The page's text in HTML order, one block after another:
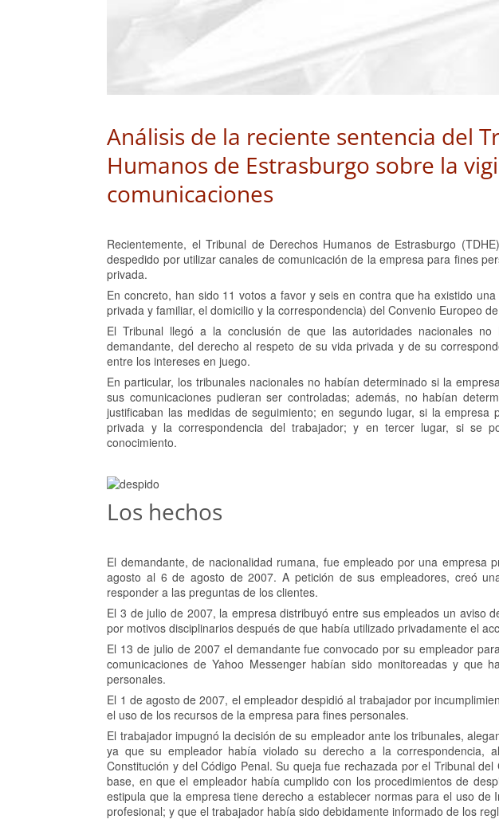
Análisis de la reciente sentencia del
Humanos de Estrasburgo sobre la
comunicaciones
Recientemente, el Tribunal de Derechos Humanos de Estrasburgo
despedido por utilizar canales de comunicación de la empresa para fines
privada.
En concreto, han sido 11 votos a favor y seis en contra que ha existido
privada y familiar, el domicilio y la correspondencia) del Convenio Europeo
El Tribunal llegó a la conclusión de que las autoridades nacionales
demandante, del derecho al respeto de su vida privada y de su
entre los intereses en juego.
En particular, los tribunales nacionales no habían determinado si la
sus comunicaciones pudieran ser controladas; además, no habían
justificaban las medidas de seguimiento; en segundo lugar, si la
privada y la correspondencia del trabajador; y en tercer lugar, si se
conocimiento.
Los hechos
El demandante, de nacionalidad rumana, fue empleado por una empresa
agosto al 6 de agosto de 2007. A petición de sus empleadores, creó
responder a las preguntas de los clientes.
El 3 de julio de 2007, la empresa distribuyó entre sus empleados un aviso
por motivos disciplinarios después de que había utilizado privadamente el
El 13 de julio de 2007 el demandante fue convocado por su empleador
comunicaciones de Yahoo Messenger habían sido monitoreadas y que
personales.
El 1 de agosto de 2007, el empleador despidió al trabajador por
el uso de los recursos de la empresa para fines personales.
El trabajador impugnó la decisión de su empleador ante los tribunales,
ya que su empleador había violado su derecho a la correspondencia,
Constitución y del Código Penal. Su queja fue rechazada por el Tribunal
base, en que el empleador había cumplido con los procedimientos de
estipula que la empresa tiene derecho a establecer normas para el uso
profesional; y que el trabajador había sido debidamente informado de los